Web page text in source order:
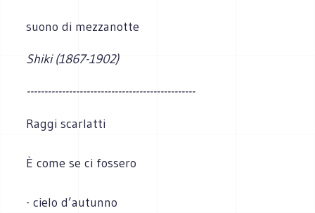
suono di mezzanotte
Shiki (1867-1902)
------------------------------------------------
Raggi scarlatti
È come se ci fossero
- cielo d’autunno